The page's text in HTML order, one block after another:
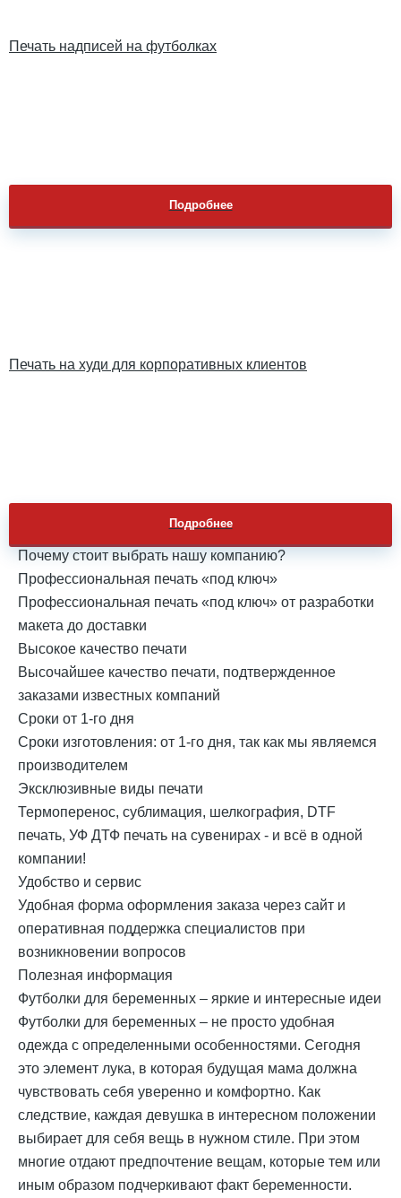
Печать надписей на футболках
Подробнее
Печать на худи для корпоративных клиентов
Подробнее
Почему стоит выбрать нашу компанию?
Профессиональная печать «под ключ»
Профессиональная печать «под ключ» от разработки
макета до доставки
Высокое качество печати
Высочайшее качество печати, подтвержденное
заказами известных компаний
Сроки от 1-го дня
Cроки изготовления: от 1-го дня, так как мы являемся
производителем
Эксклюзивные виды печати
Термоперенос, сублимация, шелкография, DTF
печать, УФ ДТФ печать на сувенирах - и всё в одной
компании!
Удобство и сервис
Удобная форма оформления заказа через сайт и
оперативная поддержка специалистов при
возникновении вопросов
Полезная информация
Футболки для беременных – яркие и интересные идеи
Футболки для беременных – не просто удобная
одежда с определенными особенностями. Сегодня
это элемент лука, в которая будущая мама должна
чувствовать себя уверенно и комфортно. Как
следствие, каждая девушка в интересном положении
выбирает для себя вещь в нужном стиле. При этом
многие отдают предпочтение вещам, которые тем или
иным образом подчеркивают факт беременности.